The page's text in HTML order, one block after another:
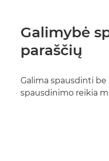
Galimybė
paraščių
Galima spausdinti be
spausdinimo reikia